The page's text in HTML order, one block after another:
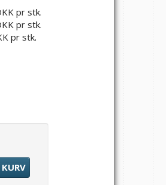
pr stk.
pr stk.
pr stk.